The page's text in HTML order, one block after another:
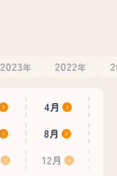
2023年 2022年
4月
8月
12月